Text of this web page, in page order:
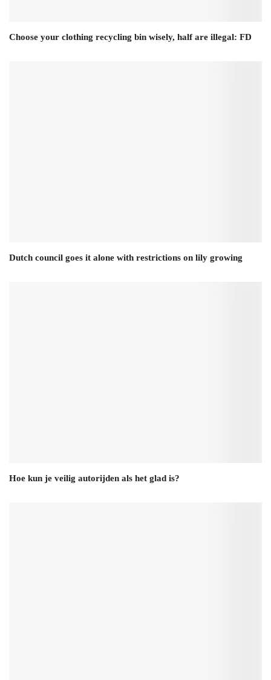
Choose your clothing recycling bin wisely, half are illegal: FD
Dutch council goes it alone with restrictions on lily growing
Hoe kun je veilig autorijden als het glad is?